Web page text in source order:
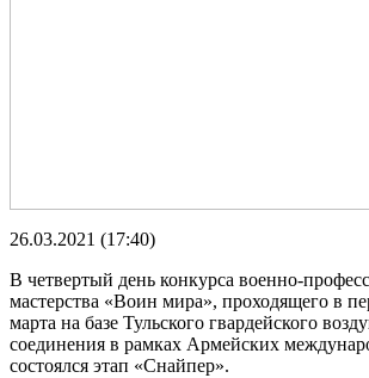
26.03.2021 (17:40)
В четвертый день конкурса военно-
мастерства «Воин мира», проходящего в
марта на базе Тульского гвардейского
соединения в рамках Армейских
состоялся этап «Снайпер».